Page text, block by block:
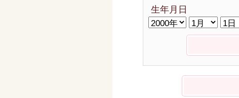
生年月日